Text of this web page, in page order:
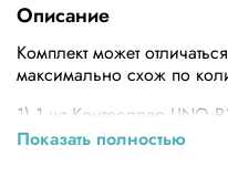
Описание
Комплект может
максимально схож по
1) 1 шт.Контроллер UNO
2) 1 шт. Бокс
Показать полностью